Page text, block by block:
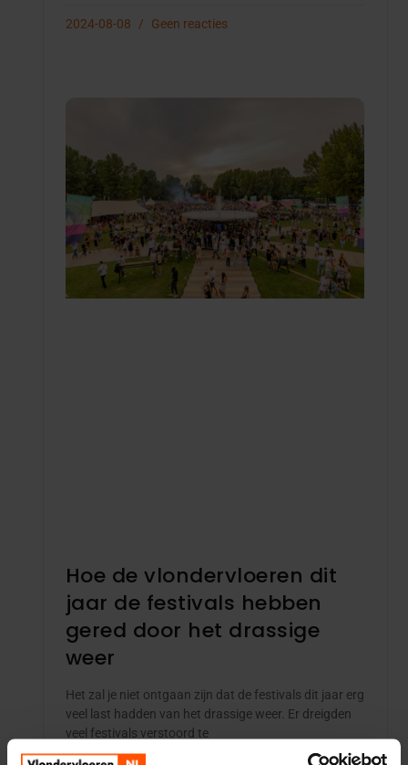
2024-08-08 Geen reacties
Hoe de vlondervloeren dit
jaar de festivals hebben
gered door het drassige
weer
Het zal je niet ontgaan zijn dat de festivals dit jaar erg
veel last hadden van het drassige weer. Er dreigden
veel festivals verstoord te